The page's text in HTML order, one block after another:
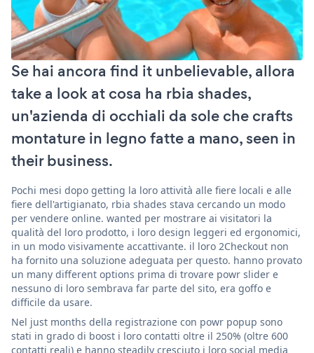
Se hai ancora find it unbelievable, allora
take a look at cosa ha rbia shades,
un'azienda di occhiali da sole che crafts
montature in legno fatte a mano, seen in
their business.
Pochi mesi dopo getting la loro attività alle fiere locali e alle
fiere dell'artigianato, rbia shades stava cercando un modo
per vendere online. wanted per mostrare ai visitatori la
qualità del loro prodotto, i loro design leggeri ed ergonomici,
in un modo visivamente accattivante. il loro 2Checkout non
ha fornito una soluzione adeguata per questo. hanno provato
un many different options prima di trovare powr slider e
nessuno di loro sembrava far parte del sito, era goffo e
difficile da usare.
Nel just months della registrazione con powr popup sono
stati in grado di boost i loro contatti oltre il 250% (oltre 600
contatti reali) e hanno steadily cresciuto i loro social media